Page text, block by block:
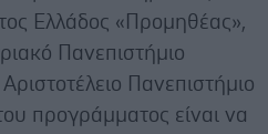
Ελλάδος «Προμηθέας»,
Πανεπιστήμιο
Πανεπιστήμιο
προγράμματος είναι να